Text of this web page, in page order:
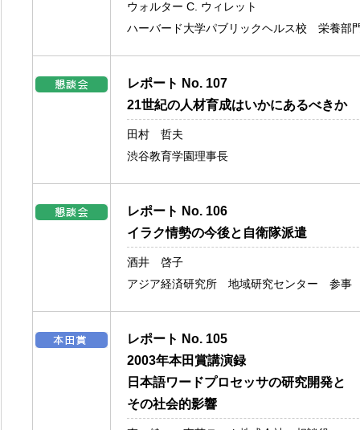
ウォルター C. ウィレット
ハーバード大学パブリックヘルス校 栄養部
レポート No. 107
21世紀の人材育成はいかにあるべきか
田村 哲夫
渋谷教育学園理事長
レポート No. 106
イラク情勢の今後と自衛隊派遣
酒井 啓子
アジア経済研究所 地域研究センター 参事
レポート No. 105
2003年本田賞講演録
日本語ワードプロセッサの研究開発と
その社会的影響